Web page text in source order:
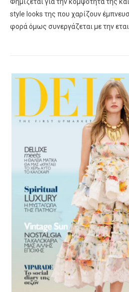
style looks της που χαρίζουν
φορά όμως συνεργάζεται με την